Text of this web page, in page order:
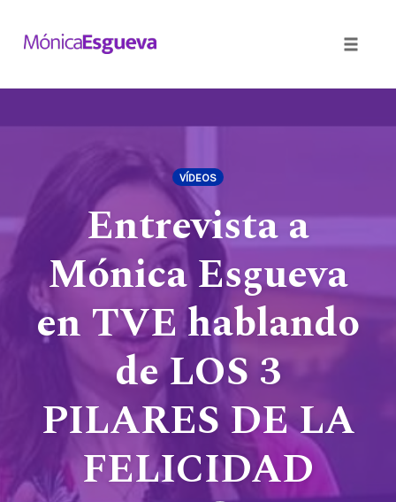
to
VÍDEOS
Entrevista a
Mónica Esgueva
en TVE hablando
de LOS 3
PILARES DE LA
FELICIDAD